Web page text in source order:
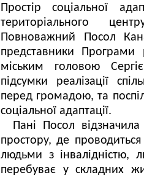
Простір соціальної
територіального
Повноважний Посол
представники
міським головою
підсумки реалізації
перед громадою, та
соціальної адаптації.
Пані Посол
простору, де
людьми з інвалідністю,
перебуває у складних